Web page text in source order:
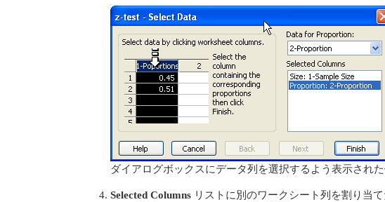
ダイアログボックスにデータ列を選択するよう表示され
Selected Columns リストに別のワークシート列を割り当